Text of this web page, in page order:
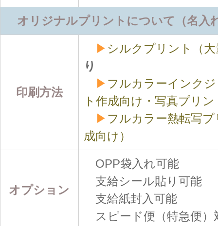
オリジナルプリントについて（名入
印刷方法
▶ シルクプリント（
り
▶ フルカラーインク
ト作成向け・写真プリ
▶ フルカラー熱転写
成向け）
オプション
OPP袋入れ可能
支給シール貼り可能
支給紙封入可能
スピード便（特急便）